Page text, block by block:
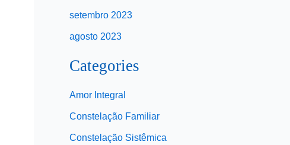
setembro 2023
agosto 2023
Categories
Amor Integral
Constelação Familiar
Constelação Sistêmica